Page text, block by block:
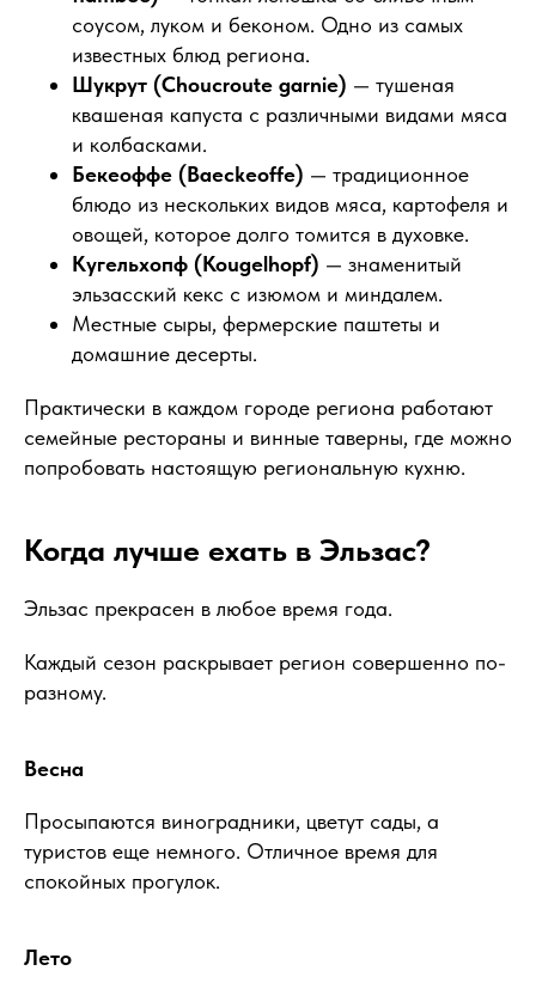
соусом, луком и беконом. Одно из самых
известных блюд региона.
Шукрут (Choucroute garnie) — тушеная
квашеная капуста с различными видами мяса
и колбасками.
Бекеоффе (Baeckeoffe) — традиционное
блюдо из нескольких видов мяса, картофеля и
овощей, которое долго томится в духовке.
Кугельхопф (Kougelhopf) — знаменитый
эльзасский кекс с изюмом и миндалем.
Местные сыры, фермерские паштеты и
домашние десерты.
Практически в каждом городе региона работают
семейные рестораны и винные таверны, где можно
попробовать настоящую региональную кухню.
Когда лучше ехать в Эльзас?
Эльзас прекрасен в любое время года.
Каждый сезон раскрывает регион совершенно по-
разному.
Весна
Просыпаются виноградники, цветут сады, а
туристов еще немного. Отличное время для
спокойных прогулок.
Лето